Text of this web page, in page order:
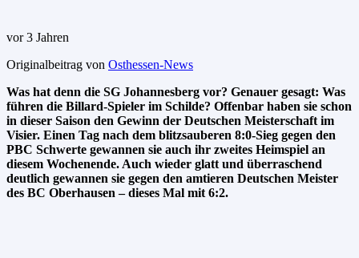
vor 3 Jahren
Originalbeitrag von Osthessen-News
Was hat denn die SG Johannesberg vor? Genauer gesagt: Was
führen die Billard-Spieler im Schilde? Offenbar haben sie schon
in dieser Saison den Gewinn der Deutschen Meisterschaft im
Visier. Einen Tag nach dem blitzsauberen 8:0-Sieg gegen den
PBC Schwerte gewannen sie auch ihr zweites Heimspiel an
diesem Wochenende. Auch wieder glatt und überraschend
deutlich gewannen sie gegen den amtieren Deutschen Meister
des BC Oberhausen – dieses Mal mit 6:2.